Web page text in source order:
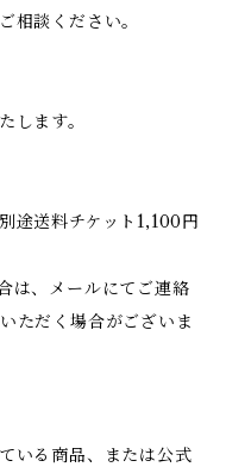
相談ください。
します。
途送料チケット1,100円
は、メールにてご連絡
ただく場合がございま
いる商品、または公式